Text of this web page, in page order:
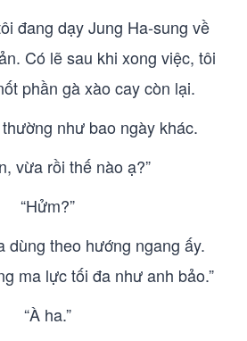
đang dạy Jung Ha-sung về
Có lẽ sau khi xong việc, tôi
phần gà xào cay còn lại.
như bao ngày khác.
vừa rồi thế nào ạ?”
“Hửm?”
dùng theo hướng ngang ấy.
ma lực tối đa như anh bảo.”
“À ha.”